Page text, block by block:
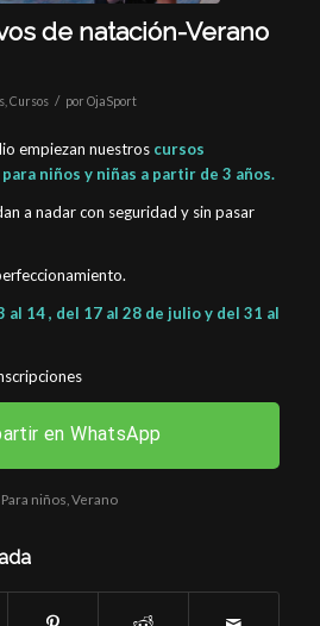
de natación-Verano
, Cursos / por OjaSport
empiezan nuestros cursos
niños y niñas a partir de 3 años.
a nadar con seguridad y sin pasar
al 14 , del 17 al 28 de julio y del 31 al
en WhatsApp
Para niños Verano